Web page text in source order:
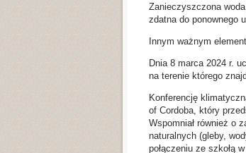
Zanieczyszczona
zdatna do ponownego
Innym ważnym
Dnia 8 marca 2024 r.
na terenie którego
Konferencję
of Cordoba, który
Wspomniał również o
naturalnych (gleby,
połączeniu ze szkołą